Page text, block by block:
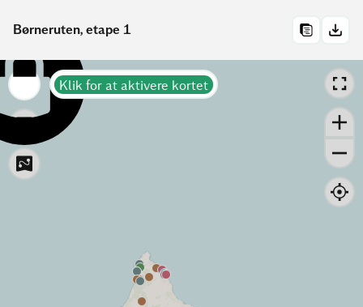
Børneruten, etape 1
Klik for at aktivere kortet